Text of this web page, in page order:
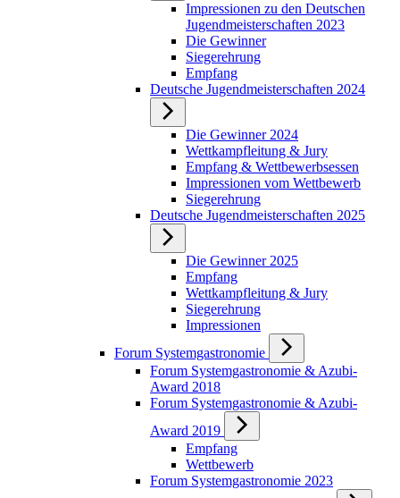
Impressionen zu den Deutschen
Jugendmeisterschaften 2023
Die Gewinner
Siegerehrung
Empfang
Deutsche Jugendmeisterschaften 2024
Die Gewinner 2024
Wettkampfleitung & Jury
Empfang & Wettbewerbsessen
Impressionen vom Wettbewerb
Siegerehrung
Deutsche Jugendmeisterschaften 2025
Die Gewinner 2025
Empfang
Wettkampfleitung & Jury
Siegerehrung
Impressionen
Forum Systemgastronomie
Forum Systemgastronomie & Azubi-
Award 2018
Forum Systemgastronomie & Azubi-
Award 2019
Empfang
Wettbewerb
Forum Systemgastronomie 2023